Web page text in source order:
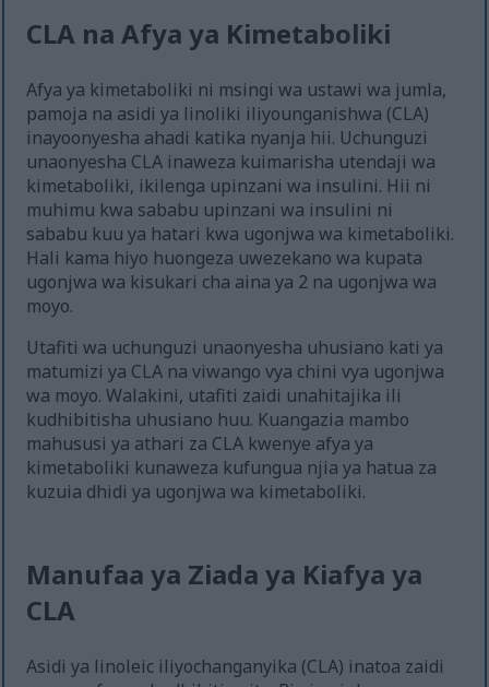
CLA na Afya ya Kimetaboliki
Afya ya kimetaboliki ni msingi wa ustawi wa jumla,
pamoja na asidi ya linoliki iliyounganishwa (CLA)
inayoonyesha ahadi katika nyanja hii. Uchunguzi
unaonyesha CLA inaweza kuimarisha utendaji wa
kimetaboliki, ikilenga upinzani wa insulini. Hii ni
muhimu kwa sababu upinzani wa insulini ni
sababu kuu ya hatari kwa ugonjwa wa kimetaboliki.
Hali kama hiyo huongeza uwezekano wa kupata
ugonjwa wa kisukari cha aina ya 2 na ugonjwa wa
moyo.
Utafiti wa uchunguzi unaonyesha uhusiano kati ya
matumizi ya CLA na viwango vya chini vya ugonjwa
wa moyo. Walakini, utafiti zaidi unahitajika ili
kudhibitisha uhusiano huu. Kuangazia mambo
mahususi ya athari za CLA kwenye afya ya
kimetaboliki kunaweza kufungua njia ya hatua za
kuzuia dhidi ya ugonjwa wa kimetaboliki.
Manufaa ya Ziada ya Kiafya ya
CLA
Asidi ya linoleic iliyochanganyika (CLA) inatoa zaidi